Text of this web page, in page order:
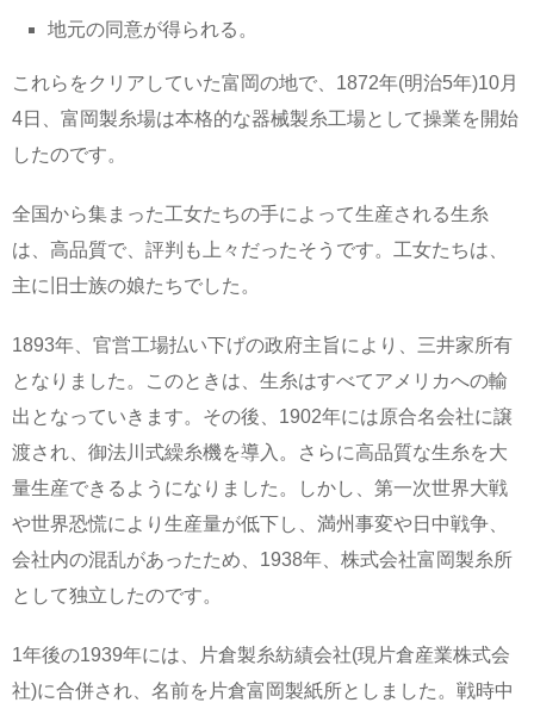
地元の同意が得られる。
これらをクリアしていた富岡の地で、1872年(明治5年)10月
4日、富岡製糸場は本格的な器械製糸工場として操業を開始
したのです。
全国から集まった工女たちの手によって生産される生糸
は、高品質で、評判も上々だったそうです。工女たちは、
主に旧士族の娘たちでした。
1893年、官営工場払い下げの政府主旨により、三井家所有
となりました。このときは、生糸はすべてアメリカへの輸
出となっていきます。その後、1902年には原合名会社に譲
渡され、御法川式繰糸機を導入。さらに高品質な生糸を大
量生産できるようになりました。しかし、第一次世界大戦
や世界恐慌により生産量が低下し、満州事変や日中戦争、
会社内の混乱があったため、1938年、株式会社富岡製糸所
として独立したのです。
1年後の1939年には、片倉製糸紡績会社(現片倉産業株式会
社)に合併され、名前を片倉富岡製紙所としました。戦時中